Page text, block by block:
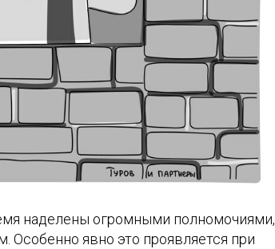
наделены огромными полномочиями,
Особенно явно это проявляется при